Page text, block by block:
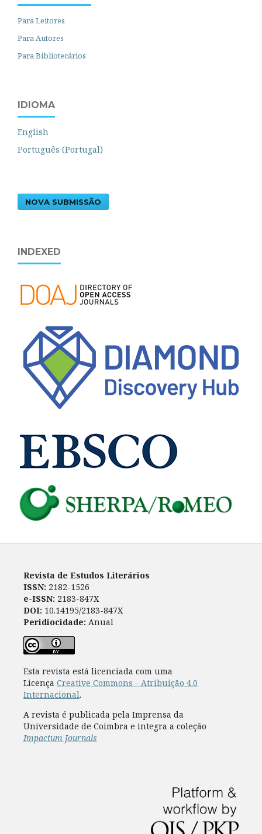
Para Leitores
Para Autores
Para Bibliotecários
IDIOMA
English
Português (Portugal)
NOVA SUBMISSÃO
INDEXED
Revista de Estudos Literários
ISSN: 2182-1526
e-ISSN: 2183-847X
DOI: 10.14195/2183-847X
Peridiocidade: Anual
Esta revista está licenciada com uma
Licença Creative Commons - Atribuição 4.0
Internacional.
A revista é publicada pela Imprensa da
Universidade de Coimbra e integra a coleção
Impactum Journals